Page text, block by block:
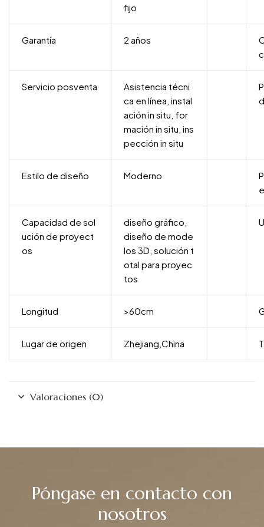
fijo
Garantía 2 años
Servicio posventa
Asistencia técni
ca en línea, instal
ación in situ, for
mación in situ, ins
pección in situ
Estilo de diseño Moderno
Capacidad de sol
ución de proyect
os
diseño gráfico,
diseño de mode
los 3D, solución t
otal para proyec
tos
Longitud >60cm
Lugar de origen Zhejiang,China
Valoraciones (0)
Póngase en contacto con
nosotros